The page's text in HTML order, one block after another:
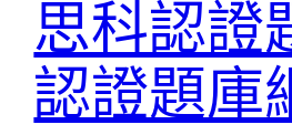
思科認證
認證題庫